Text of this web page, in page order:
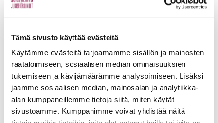
Tämä sivusto käyttää evästeitä
Käytämme evästeitä tarjoamamme sisällön ja mainosten
räätälöimiseen, sosiaalisen median ominaisuuksien
tukemiseen ja kävijämäärämme analysoimiseen. Lisäksi
jaamme sosiaalisen median, mainosalan ja analytiikka-
alan kumppaneillemme tietoja siitä, miten käytät
sivustoamme. Kumppanimme voivat yhdistää näitä
KAIKKI LAUSUNNOT
Lausunnot 6.8.2026
Lausunto luonnoksesta hallituksen esitykseksi
eduskunnalle rikostiedustelua koskevaksi
lainsäädännöksi annetun hallituksen esityksen (HE
x/2026 vp) täydentämisestä
Oikeusvaltio